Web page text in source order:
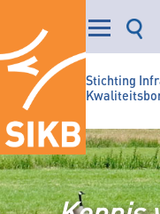
Stichting